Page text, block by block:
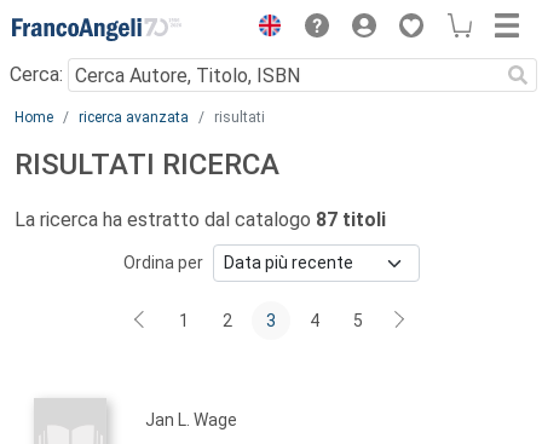
Menu
Cerca:
Main content
Home ricerca avanzata risultati
RISULTATI RICERCA
La ricerca ha estratto dal catalogo 87 titoli
Ordina per
1 2 3 4 5
Jan L. Wage